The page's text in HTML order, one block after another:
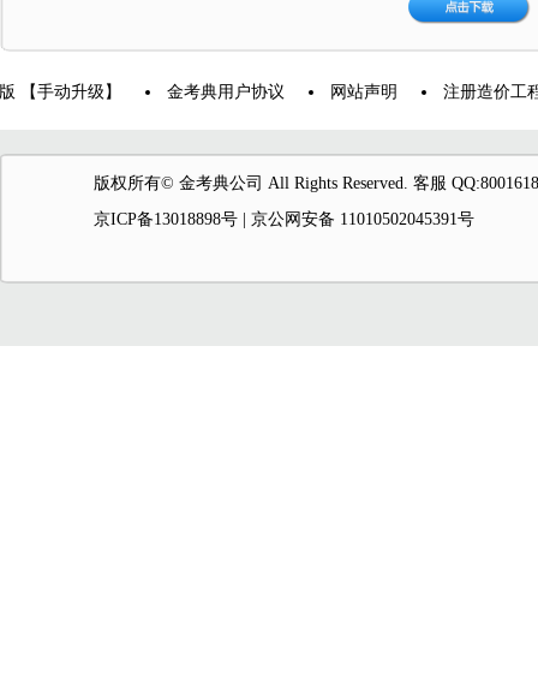
手动升级】 金考典用户协议 网站声明 注册造价工程师
版权所有© 金考典公司 All Rights Reserved. 客服
京ICP备13018898号 | 京公网安备 11010502045391号